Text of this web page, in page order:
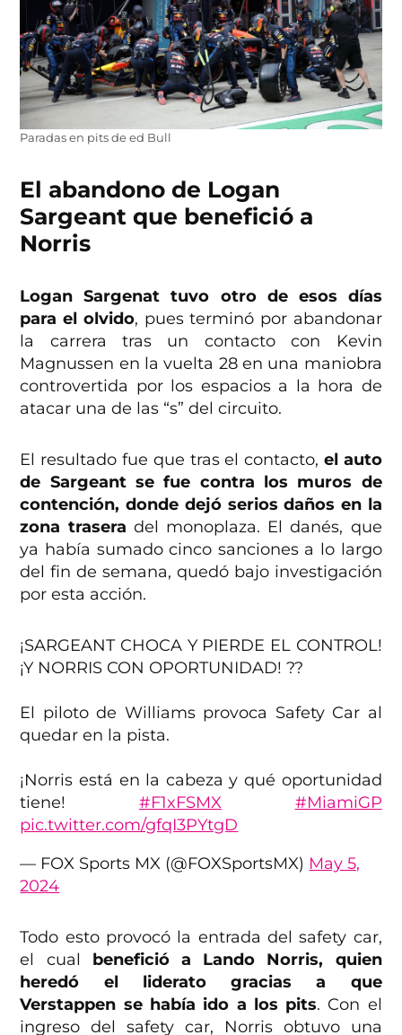
Paradas en pits de ed Bull
El abandono de Logan
Sargeant que benefició a
Norris
Logan Sargenat tuvo otro de esos días
para el olvido, pues terminó por abandonar
la carrera tras un contacto con Kevin
Magnussen en la vuelta 28 en una maniobra
controvertida por los espacios a la hora de
atacar una de las “s” del circuito.
El resultado fue que tras el contacto, el auto
de Sargeant se fue contra los muros de
contención, donde dejó serios daños en la
zona trasera del monoplaza. El danés, que
ya había sumado cinco sanciones a lo largo
del fin de semana, quedó bajo investigación
por esta acción.
¡SARGEANT CHOCA Y PIERDE EL CONTROL!
¡Y NORRIS CON OPORTUNIDAD! ??
El piloto de Williams provoca Safety Car al
quedar en la pista.
¡Norris está en la cabeza y qué oportunidad
tiene! #F1xFSMX
#MiamiGP
pic.twitter.com/gfqI3PYtgD
— FOX Sports MX (@FOXSportsMX) May 5,
2024
Todo esto provocó la entrada del safety car,
el cual benefició a Lando Norris, quien
heredó el liderato gracias a que
Verstappen se había ido a los pits. Con el
ingreso del safety car, Norris obtuvo una